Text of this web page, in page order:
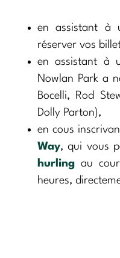
en assistant à
réserver vos
en assistant à
Nowlan Park a
Bocelli, Rod
Dolly Parton),
en cous
Way, qui vous
hurling au
heures,